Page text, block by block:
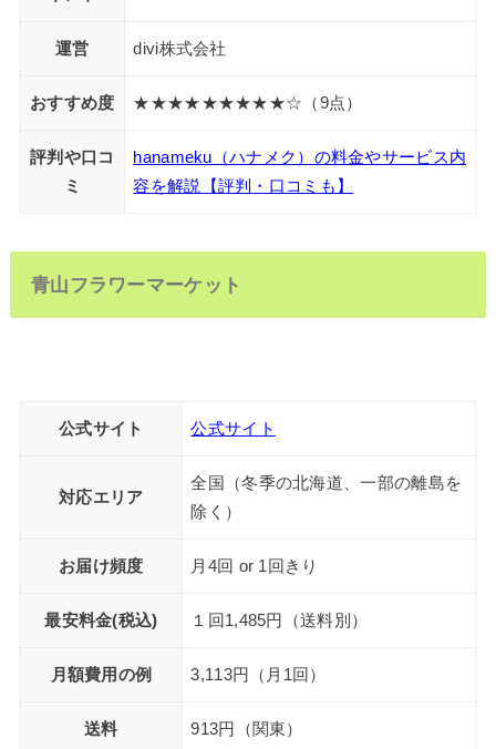
運営 divi株式会社
おすすめ度 ★★★★★★★★★☆（9点）
評判や口コ
ミ
hanameku（ハナメク）の料金やサービス内
容を解説【評判・口コミも】
青山フラワーマーケット
公式サイト 公式サイト
対応エリア
全国（冬季の北海道、一部の離島を
除く）
お届け頻度 月4回 or 1回きり
最安料金(税込) １回1,485円（送料別）
月額費用の例 3,113円（月1回）
送料 913円（関東）